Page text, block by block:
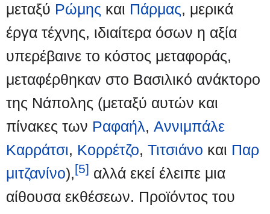
μεταξύ Ρώμης και Πάρμας, μερικά
έργα τέχνης, ιδιαίτερα όσων η αξία
υπερέβαινε το κόστος μεταφοράς,
μεταφέρθηκαν στο Βασιλικό ανάκτορο
της Νάπολης (μεταξύ αυτών και
πίνακες των Ραφαήλ, Αννιμπάλε
Καρράτσι, Κορρέτζο, Τιτσιάνο και Παρ
μιτζανίνο),[5] αλλά εκεί έλειπε μια
αίθουσα εκθέσεων. Προϊόντος του